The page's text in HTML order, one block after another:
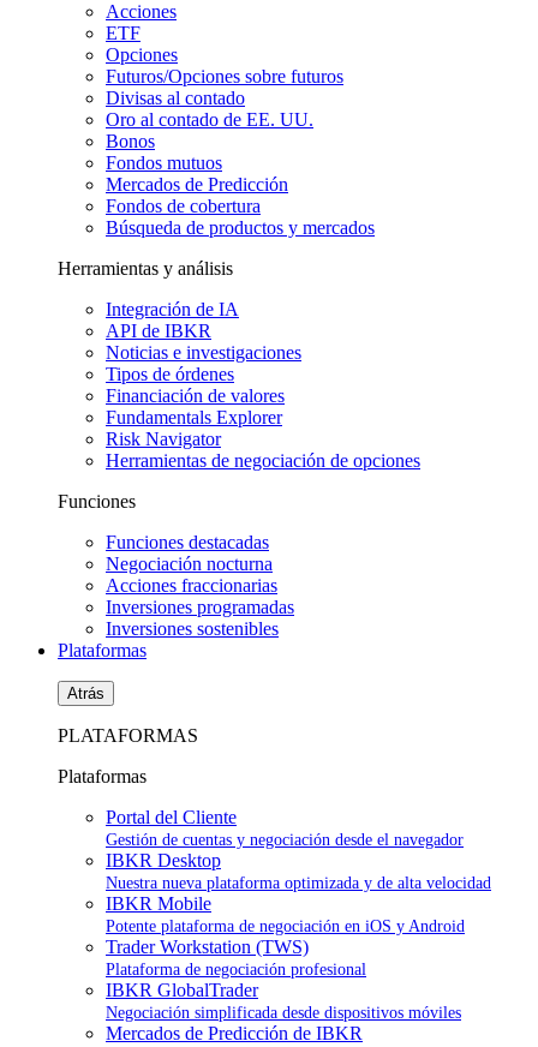
Acciones
ETF
Opciones
Futuros/Opciones sobre futuros
Divisas al contado
Oro al contado de EE. UU.
Bonos
Fondos mutuos
Mercados de Predicción
Fondos de cobertura
Búsqueda de productos y mercados
Herramientas y análisis
Integración de IA
API de IBKR
Noticias e investigaciones
Tipos de órdenes
Financiación de valores
Fundamentals Explorer
Risk Navigator
Herramientas de negociación de opciones
Funciones
Funciones destacadas
Negociación nocturna
Acciones fraccionarias
Inversiones programadas
Inversiones sostenibles
Plataformas
Atrás
PLATAFORMAS
Plataformas
Portal del Cliente
Gestión de cuentas y negociación desde el navegador
IBKR Desktop
Nuestra nueva plataforma optimizada y de alta velocidad
IBKR Mobile
Potente plataforma de negociación en iOS y Android
Trader Workstation (TWS)
Plataforma de negociación profesional
IBKR GlobalTrader
Negociación simplificada desde dispositivos móviles
Mercados de Predicción de IBKR